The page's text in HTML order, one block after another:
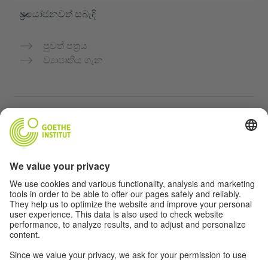
ප්‍රයෝජනවත් සබැඳි
පුවත් පත්‍රය
ව්‍යාපෘතිය ගැන
ගෝතේ ආයතනයේ ජර්මන් භාෂා පාඨමාලා
ගුරුවරුන් සඳහා පෝර්ටලය "Deutschstunde"
රහස්‍යතා සහ ප්‍රවේශය